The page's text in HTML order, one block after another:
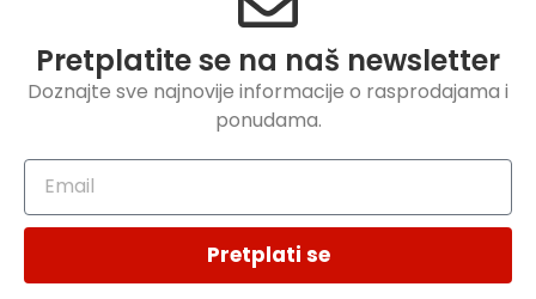
Pretplatite se na naš newsletter
Doznajte sve najnovije informacije o rasprodajama i
ponudama.
Pretplati se